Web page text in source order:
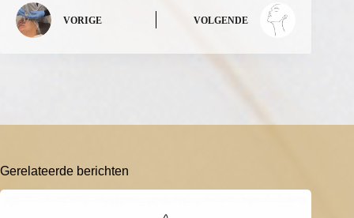
VORIGE VOLGENDE
Gerelateerde berichten